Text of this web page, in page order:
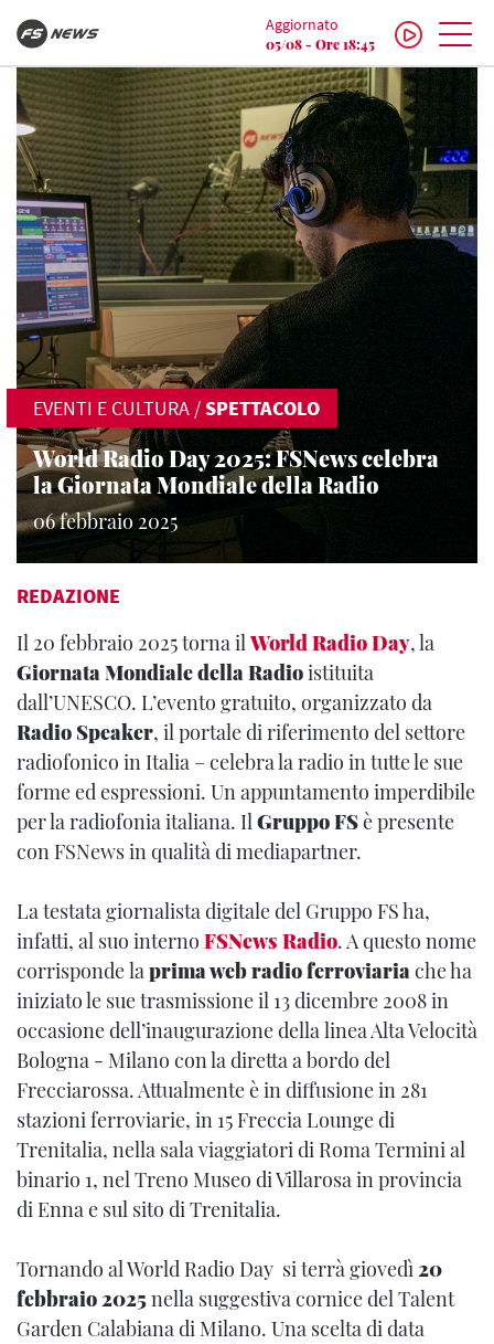
Aggiornato
05/08 - Ore 18:45
EVENTI E CULTURA /SPETTACOLO
World Radio Day 2025: FSNews celebra
la Giornata Mondiale della Radio
06 febbraio 2025
REDAZIONE
Il 20 febbraio 2025 torna ilWorld Radio Day, la
Giornata Mondiale della Radioistituita
dall’UNESCO. L’evento gratuito, organizzato da
Radio Speaker, il portale di riferimento del settore
radiofonico in Italia – celebra la radio in tutte le sue
forme ed espressioni. Un appuntamento imperdibile
per la radiofonia italiana. IlGruppo FSè presente
con FSNews in qualità di mediapartner.
La testata giornalista digitale del Gruppo FS ha,
infatti, al suo interno FSNews Radio. A questo nome
corrisponde laprima web radio ferroviariache ha
iniziato le sue trasmissione il 13 dicembre 2008 in
occasione dell’inaugurazione della linea Alta Velocità
Bologna - Milano con la diretta a bordo del
Frecciarossa. Attualmente è in diffusione in 281
stazioni ferroviarie, in 15 Freccia Lounge di
Trenitalia, nella sala viaggiatori di Roma Termini al
binario 1, nel Treno Museo di Villarosa in provincia
di Enna e sul sito di Trenitalia.
Tornando al World Radio Day si terrà giovedì20
febbraio 2025nella suggestiva cornice del Talent
Garden Calabiana di Milano. Una scelta di data